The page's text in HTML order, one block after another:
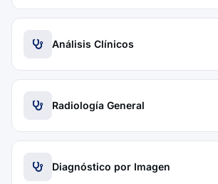
Análisis Clínicos
Radiología General
Diagnóstico por Imagen